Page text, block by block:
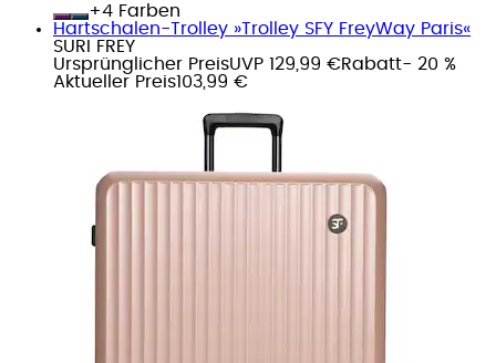
+
Farben
Hartschalen-Trolley »Trolley SFY FreyWay Paris«
SURI FREY
Ursprünglicher PreisUVP 129,99 €Rabatt- 20 %
Aktueller Preis103,99 €